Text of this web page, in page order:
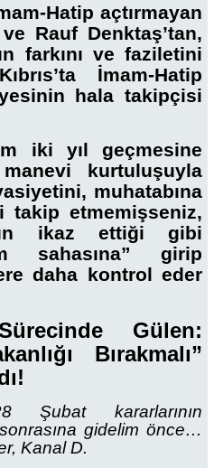
Hatip açtırmayan
Rauf Denktaş’tan,
farkını ve faziletini
İmam-Hatip
hala takipçisi
iki yıl geçmesine
manevi kurtuluşuyla
muhatabına
etmemişseniz,
ikaz ettiği gibi
sahasına” girip
daha kontrol eder
Gülen:
Bırakmalı”
kararlarının
gidelim önce…
Kanal D.